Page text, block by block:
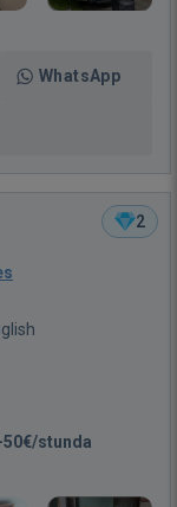
WhatsApp
2
stunda